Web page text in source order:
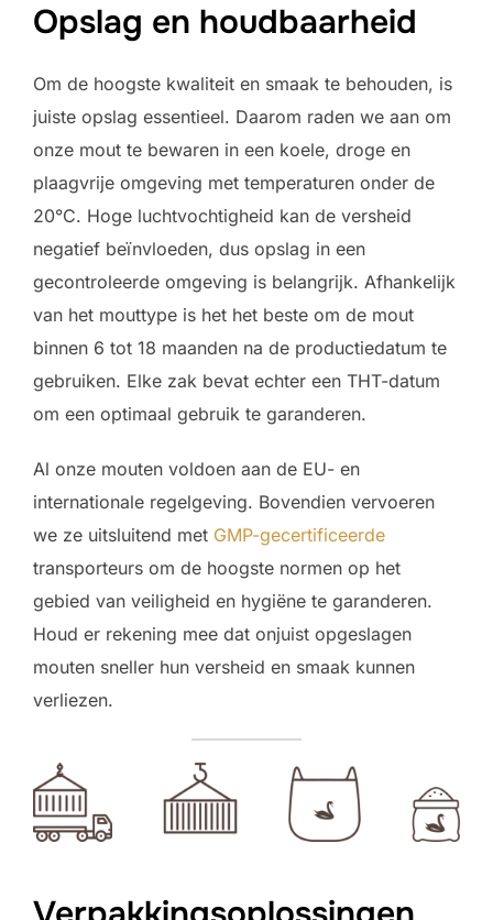
Opslag en houdbaarheid
Om de hoogste kwaliteit en smaak te behouden, is
juiste opslag essentieel. Daarom raden we aan om
onze mout te bewaren in een koele, droge en
plaagvrije omgeving met temperaturen onder de
20°C. Hoge luchtvochtigheid kan de versheid
negatief beïnvloeden, dus opslag in een
gecontroleerde omgeving is belangrijk. Afhankelijk
van het mouttype is het het beste om de mout
binnen 6 tot 18 maanden na de productiedatum te
gebruiken. Elke zak bevat echter een THT-datum
om een optimaal gebruik te garanderen.
Al onze mouten voldoen aan de EU- en
internationale regelgeving. Bovendien vervoeren
we ze uitsluitend met GMP-gecertificeerde
transporteurs om de hoogste normen op het
gebied van veiligheid en hygiëne te garanderen.
Houd er rekening mee dat onjuist opgeslagen
mouten sneller hun versheid en smaak kunnen
verliezen.